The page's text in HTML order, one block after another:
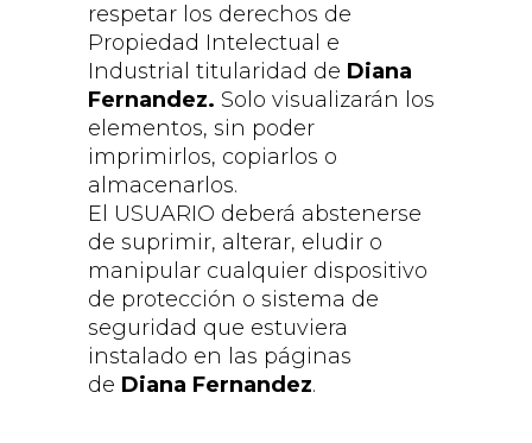
respetar los derechos de
Propiedad Intelectual e
Industrial titularidad de Diana
Fernandez. Solo visualizarán los
elementos, sin poder
imprimirlos, copiarlos o
almacenarlos.
El USUARIO deberá abstenerse
de suprimir, alterar, eludir o
manipular cualquier dispositivo
de protección o sistema de
seguridad que estuviera
instalado en las páginas
de Diana Fernandez.